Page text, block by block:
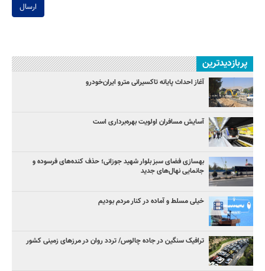
ارسال
پربازدیدترین
آغاز احداث پایانه تاکسیرانی مترو ایران‌خودرو
آسایش مسافران اولویت بهره‌برداری است
بهسازی فضای سبز بلوار شهید جوزانی؛ حذف کنده‌های فرسوده و
جانمایی نهال‌های جدید
خیلی مسلط و آماده در کنار مردم بودیم
ترافیک سنگین در جاده چالوس/ تردد روان در مرزهای زمینی کشور